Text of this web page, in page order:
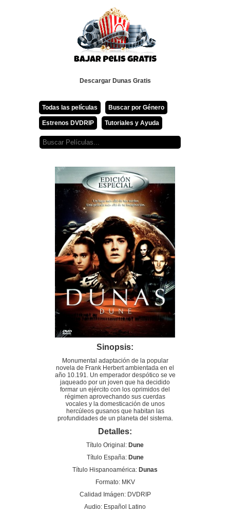
Descargar Dunas Gratis
Todas las películas Buscar por Género
Estrenos DVDRIP Tutoriales y Ayuda
Sinopsis:
Monumental adaptación de la popular
novela de Frank Herbert ambientada en el
año 10.191. Un emperador despótico se ve
jaqueado por un joven que ha decidido
formar un ejército con los oprimidos del
régimen aprovechando sus cuerdas
vocales y la domesticación de unos
hercúleos gusanos que habitan las
profundidades de un planeta del sistema.
Detalles:
Título Original: Dune
Título España: Dune
Título Hispanoamérica: Dunas
Formato: MKV
Calidad Imágen: DVDRIP
Audio: Español Latino